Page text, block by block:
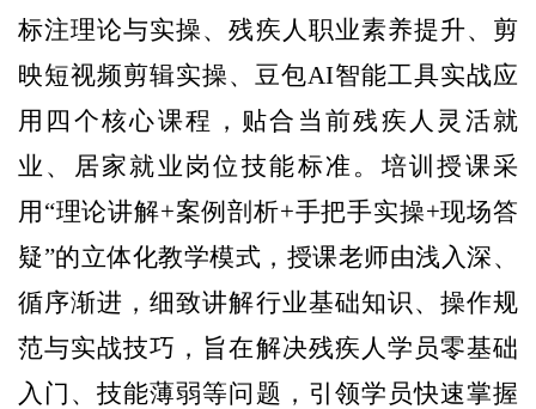
标注理论与实操、残疾人职业素养提升、剪
映短视频剪辑实操、豆包AI智能工具实战应
用四 个核心课程 ，贴合当前残疾人 灵活就
业、居家就业岗位技能标准 。培训授课采
用 “理论讲解+案例剖析+手把手实操+现场答
疑”的立体化教学模式，授课老师由浅入深、
循序渐进，细致讲解行业基础知识、操作规
范与实战技巧， 旨在解决残疾人学员零基础
入门、技能薄弱等问题， 引领学员快速掌握